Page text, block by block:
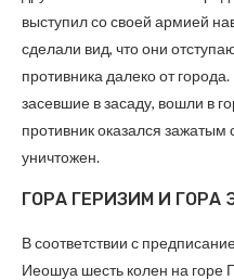
выступил со своей армией
сделали вид, что они
противника далеко от
засевшие в засаду, вошли в
противник оказался
уничтожен.
ГОРА ГЕРИЗИМ И ГОРА
В соответствии с
Иеошуа шесть колен на горе